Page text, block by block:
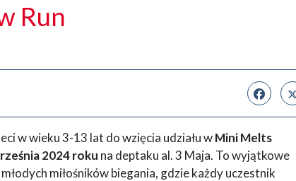
Run
w wieku 3-13 lat do wzięcia udziału wMini Melts
2024 roku na deptaku al. 3 Maja. To wyjątkowe
miłośników biegania, gdzie każdy uczestnik